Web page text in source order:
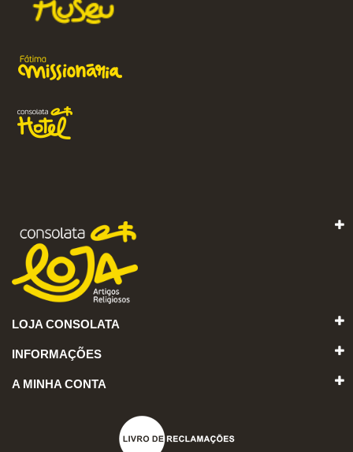
LOJA CONSOLATA
INFORMAÇÕES
A MINHA CONTA